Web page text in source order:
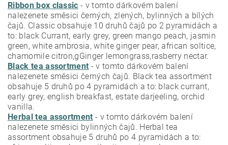
Ribbon box classic - v tomto dárkovém balení
nalezenete směsici černých, zlených, bylinných a bílých
čajů. Classic obsahuje 10 druhů čajů po 2 pyramidách a
to: black Currant, early grey, green mango peach, jasmin
green, white ambrosia, white ginger pear, african soltice,
chamomile citron,gGinger lemongrass,rasberry nectar.
Black tea assortment - v tomto dárkovém balení
nalezenete směsici černých čajů. Black tea assortment
obsahuje 5 druhů po 4 pyramidách a to: black currant,
early grey, english breakfast, estate darjeeling, orchid
vanilla.
Herbal tea assortment - v tomto dárkovém balení
nalezenete směsici bylinných čajů. Herbal tea
assortment obsahuje 5 druhů po 4 pyramidách a to: